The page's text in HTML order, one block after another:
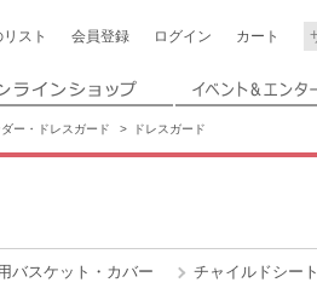
リスト 会員登録 ログイン カート
ー・ドレスガード ドレスガード
バスケット・カバー チャイルドシート